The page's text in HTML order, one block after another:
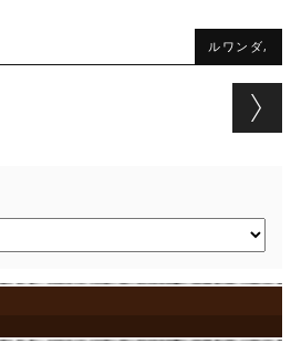
ルワンダ,